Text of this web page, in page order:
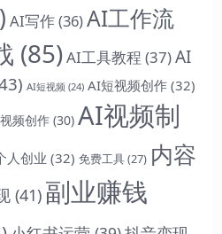
AI写作(36)AI工作流
(85)AI工具教程 (37)AI
AI短视频 (24) AI短视频创作 (32)
频创作 (30) AI视频制
人创业 (32) 免费工具(27) 内容
(41) 副业赚钱